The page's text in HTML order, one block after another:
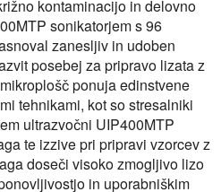
kontaminacijo in delovno
sonikatorjem s 96
zanesljiv in udoben
posebej za pripravo lizata z
ponuja edinstvene
tehnikami, kot so stresalniki
ultrazvočni UIP400MTP
te izzive pri pripravi vzorcev z
doseči visoko zmogljivo lizo
in uporabniškim